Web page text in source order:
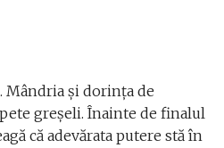
Mândria și dorința de
greșeli. Înainte de finalul
că adevărata putere stă în